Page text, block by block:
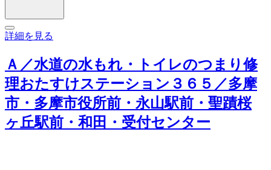
詳細を見る
Ａ／水道の水もれ・トイレのつまり修
理おたすけステーション３６５／多摩
市・多摩市役所前・永山駅前・聖蹟桜
ヶ丘駅前・和田・受付センター